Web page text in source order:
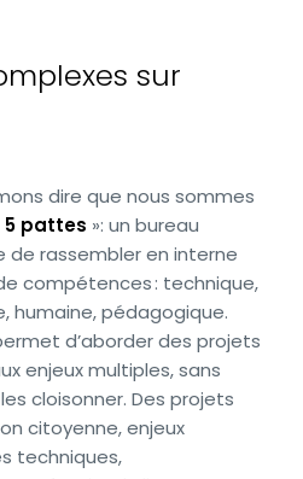
sur
dire que nous sommes
5 pattes »: un bureau
de rassembler en interne
compétences : technique,
humaine, pédagogique.
d’aborder des projets
enjeux multiples, sans
cloisonner. Des projets
citoyenne, enjeux
techniques,